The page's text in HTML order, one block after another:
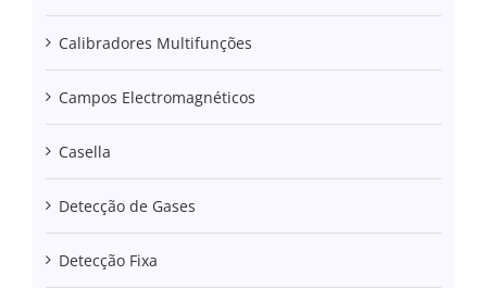
Calibradores Multifunções
Campos Electromagnéticos
Casella
Detecção de Gases
Detecção Fixa